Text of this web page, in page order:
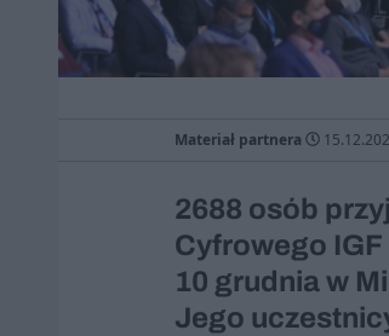
Materiał partnera
2688 osób
Cyfrowego IGF
10 grudnia w
Jego